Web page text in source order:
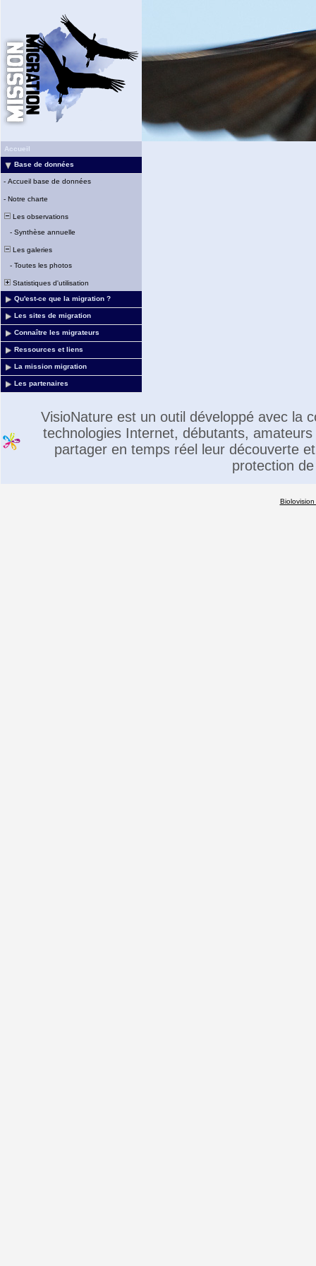
Accueil
Base de données
- Accueil base de données
- Notre charte
Les observations
- Synthèse annuelle
Les galeries
- Toutes les photos
Statistiques d'utilisation
Qu'est-ce que la migration ?
Les sites de migration
Connaître les migrateurs
Ressources et liens
La mission migration
Les partenaires
VisioNature est un outil développé avec la
technologies Internet, débutants,
partager en temps réel leur découverte
protection
Biolovision